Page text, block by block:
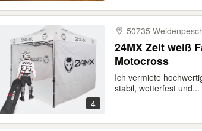
4
50735
24MX Zelt weiß
Motocross
Ich vermiete
stabil, wetterfest und...